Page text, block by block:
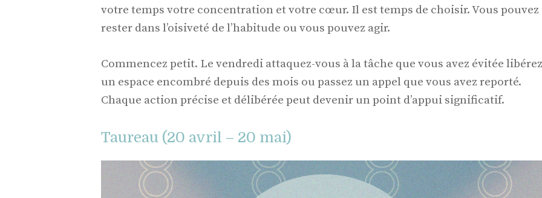
votre temps votre concentration et votre cœur. Il est temps de choisir. Vous pouvez
rester dans l’oisiveté de l’habitude ou vous pouvez agir.
Commencez petit. Le vendredi attaquez-vous à la tâche que vous avez évitée libérez
un espace encombré depuis des mois ou passez un appel que vous avez reporté.
Chaque action précise et délibérée peut devenir un point d’appui significatif.
Taureau (20 avril – 20 mai)